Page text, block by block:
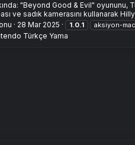
"Beyond Good & Evil"
ve sadık kamerasını kullanarak
28 Mar 2025 1.0.1 aksiyon-
Türkçe Yama